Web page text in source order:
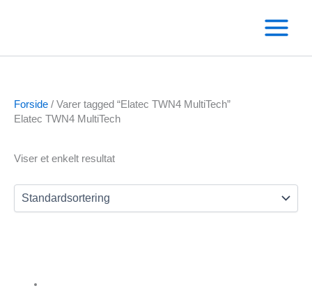
Forside / Varer tagged “Elatec TWN4 MultiTech”
Elatec TWN4 MultiTech
Text search
Varekategorier
Andre RFID kortlæsere
Viser et enkelt resultat